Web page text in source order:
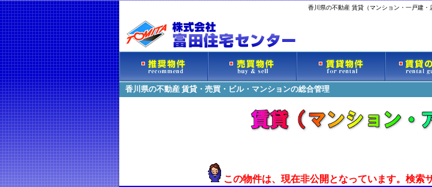
香川県の不動産 賃貸（マンション・一戸建
香川県の不動産 賃貸・売買・ビル・マンションの総合管理
この物件は、現在非公開となっています。検索